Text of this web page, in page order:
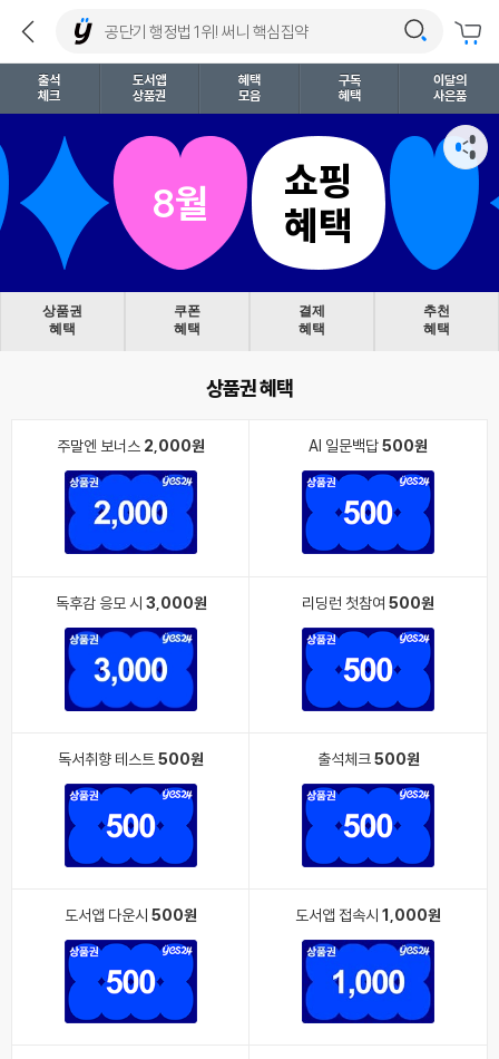
출석
체크
도서앱
상품권
혜택
모음
구독
혜택
이달의
사은품
8월
쇼핑
혜택
상품권
혜택
쿠폰
혜택
결제
혜택
추천
혜택
상품권 혜택
주말엔 보너스 2,000원 AI 일문백답500원
독후감 응모 시 3,000원 리딩런 첫참여 500원
독서취향 테스트 500원 출석체크500원
도서앱 다운시 500원 도서앱 접속시 1,000원